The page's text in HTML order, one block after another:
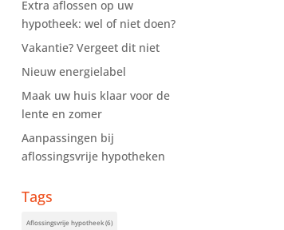
Extra aflossen op uw
hypotheek: wel of niet doen?
Vakantie? Vergeet dit niet
Nieuw energielabel
Maak uw huis klaar voor de
lente en zomer
Aanpassingen bij
aflossingsvrije hypotheken
Tags
Aflossingsvrije hypotheek(6)